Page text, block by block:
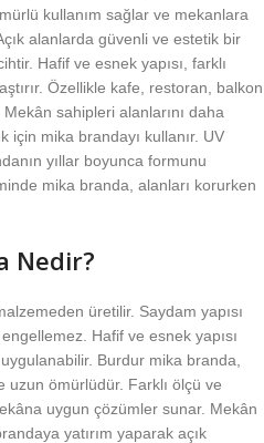
kullanım sağlar ve mekanlara
alanlarda güvenli ve estetik bir
Hafif ve esnek yapısı, farklı
Özellikle kafe, restoran, balkon
sahipleri alanlarını daha
için mika brandayı kullanır. UV
yıllar boyunca formunu
mika branda, alanları korurken
Nedir?
üretilir. Saydam yapısı
Hafif ve esnek yapısı
Burdur mika branda,
uzun ömürlüdür. Farklı ölçü ve
uygun çözümler sunar. Mekân
yatırım yaparak açık